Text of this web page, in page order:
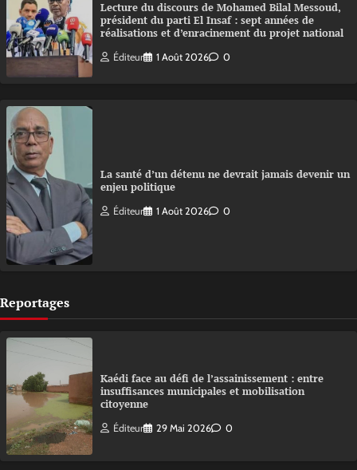
Lecture du discours de Mohamed Bilal Messoud,
président du parti El Insaf : sept années de
réalisations et d’enracinement du projet national
Éditeur 1 Août 2026 0
La santé d’un détenu ne devrait jamais devenir un
enjeu politique
Éditeur 1 Août 2026 0
Reportages
Kaédi face au défi de l’assainissement : entre
insuffisances municipales et mobilisation
citoyenne
Éditeur 29 Mai 2026 0